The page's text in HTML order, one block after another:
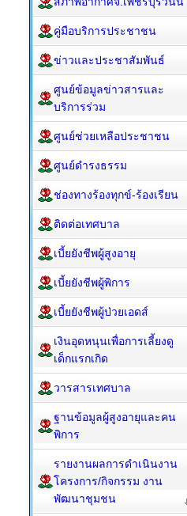
คู่มือบริการประชาชน
ข่าวและประชาสัมพันธ์
ศูนย์ข้อมูลข่าวสารและ
บริการร่วม
ศูนย์ช่วยเหลือประชาชน
ศูนย์ดำรงธรรม
ช่องทางร้องทุกข์-ร้องเรียน
ติดต่อเทศบาล
เบี้ยยังชีพผู้สูงอายุ
เบี้ยยังชีพผู้พิการ
เบี้ยยังชีพผู้ป่วยเอดส์
เงินอุดหนุนเพื่อการเลี้ยงดู
เด็กแรกเกิด
วารสารเทศบาล
ฐานข้อมูลผู้สูงอายุและคน
พิการ
รายงานผลการดำเนินงาน
โครงการ/กิจกรรม งาน
พัฒนาชุมชน